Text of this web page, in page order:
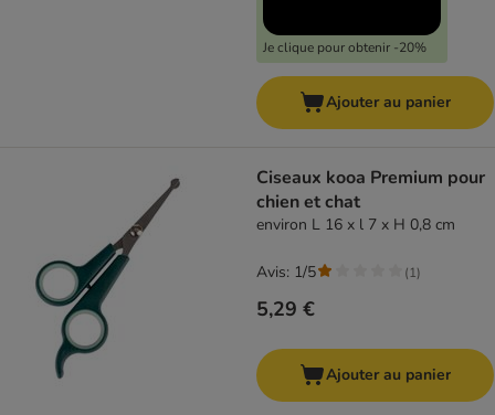
Je clique pour obtenir -20%
Ajouter au panier
Ciseaux kooa Premium pour
chien et chat
environ L 16 x l 7 x H 0,8 cm
5,29 €
Avis: 1/5 (1)
Ajouter au panier